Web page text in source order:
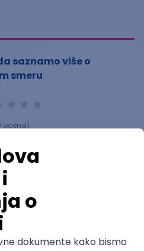
saznamo više o
smeru
ocena)
ocenu